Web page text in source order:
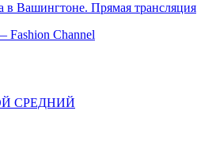
в Вашингтоне. Прямая трансляция
Channel
СРЕДНИЙ